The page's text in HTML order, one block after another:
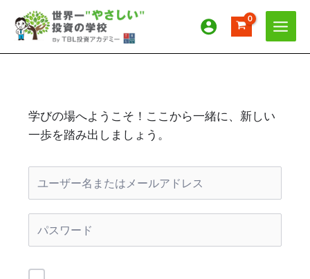
ス
学びの場へようこそ！ここから一緒に、新しい
一歩を踏み出しましょう。